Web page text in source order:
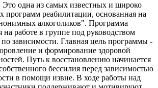
Это одна из самых известных и широко
программ реабилитации, основанная на
алкоголиков". Программа
на работе в группе под руководством
по зависимости. Главная цель программы -
и формирование здоровой
Путь к восстановлению начинается
бессилия перед зависимостью
в помощи извне. В ходе работы над